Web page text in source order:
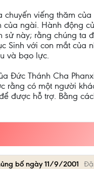
viếng thăm
ngài. Hành động
này; rằng chúng ta
Sinh với con mắt của
và bạo lực.
Đức Thánh Cha
rằng có một người
được hỗ trợ. Bằng
bố ngày 11/9/2001